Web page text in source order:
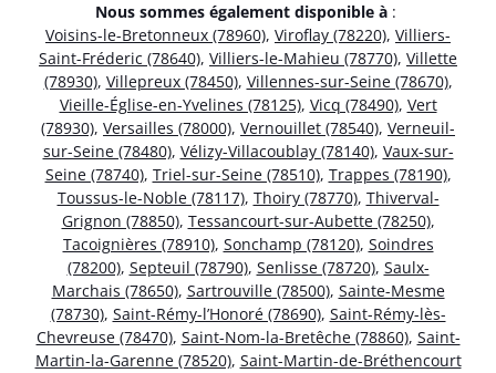
Nous sommes également disponible à :
Voisins-le-Bretonneux (78960), Viroflay (78220), Villiers-
Saint-Fréderic (78640), Villiers-le-Mahieu (78770), Villette
(78930), Villepreux (78450), Villennes-sur-Seine (78670),
Vieille-Église-en-Yvelines (78125), Vicq (78490), Vert
(78930), Versailles (78000), Vernouillet (78540), Verneuil-
sur-Seine (78480), Vélizy-Villacoublay (78140), Vaux-sur-
Seine (78740), Triel-sur-Seine (78510), Trappes (78190),
Toussus-le-Noble (78117), Thoiry (78770), Thiverval-
Grignon (78850), Tessancourt-sur-Aubette (78250),
Tacoignières (78910), Sonchamp (78120), Soindres
(78200), Septeuil (78790), Senlisse (78720), Saulx-
Marchais (78650), Sartrouville (78500), Sainte-Mesme
(78730), Saint-Rémy-l’Honoré (78690), Saint-Rémy-lès-
Chevreuse (78470), Saint-Nom-la-Bretêche (78860), Saint-
Martin-la-Garenne (78520), Saint-Martin-de-Bréthencourt